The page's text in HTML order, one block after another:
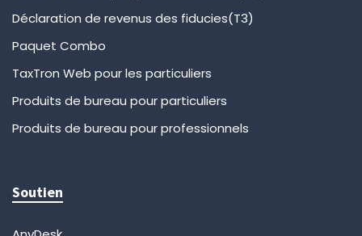
Déclaration de revenus des fiducies(T3)
Paquet Combo
TaxTron Web pour les particuliers
Produits de bureau pour particuliers
Produits de bureau pour professionnels
Soutien